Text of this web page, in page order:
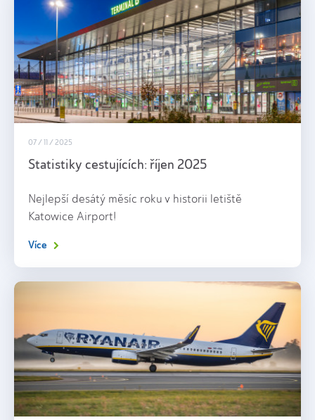
07 / 11 / 2025
Statistiky cestujících: říjen 2025
Nejlepší desátý měsíc roku v historii letiště
Katowice Airport!
Více